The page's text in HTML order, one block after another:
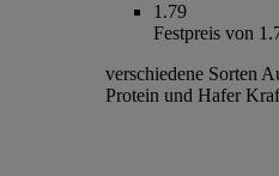
1.79
Festpreis von
verschiedene Sorten
Protein und Hafer